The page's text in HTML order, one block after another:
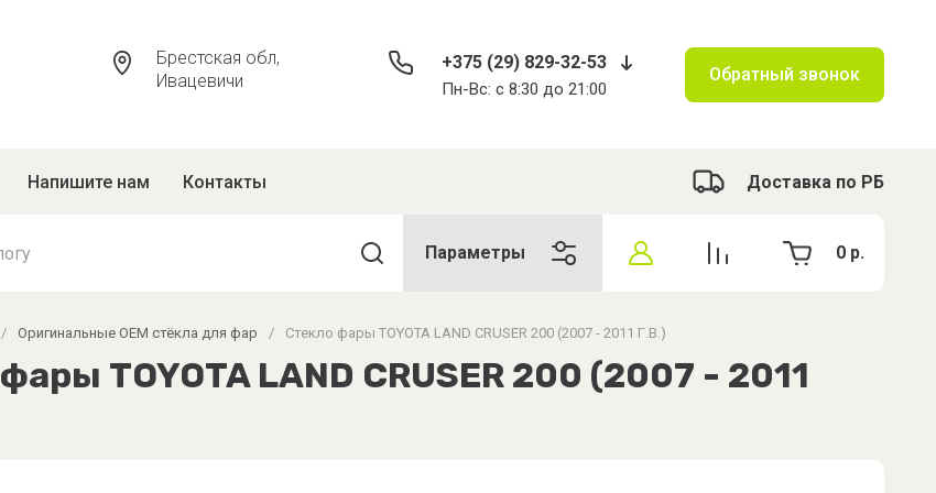
Брестская обл,
Ивацевичи
+375 (29) 829-32-53
Пн-Вс: с 8:30 до 21:00
Обратный звонок
Напишите нам Контакты Доставка по РБ
Параметры 0 р.
/ Оригинальные OEM стёкла для фар / Стекло фары TOYOTA LAND CRUSER 200 (2007 - 2011 Г.В.)
TOYOTA LAND CRUSER 200 (2007 - 2011